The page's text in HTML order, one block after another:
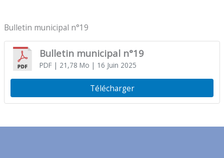
Bulletin municipal n°19
Bulletin municipal n°19
PDF| 21,78 Mo | 16 Juin 2025
Télécharger